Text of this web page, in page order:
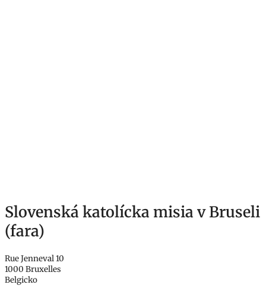
Slovenská katolícka misia v Bruseli
(fara)
Rue Jenneval 10
1000 Bruxelles
Belgicko